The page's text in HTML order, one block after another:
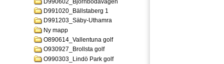
D990602_Björnbodavägen
D991020_Bällstaberg 1
D991203_Säby-Uthamra
Ny mapp
O890614_Vallentuna golf
O930927_Brollsta golf
O990303_Lindö Park golf